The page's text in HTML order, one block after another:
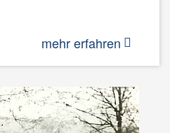
mehr erfahren